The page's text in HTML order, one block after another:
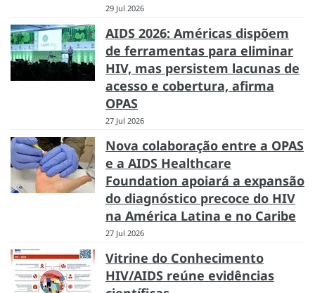
29 Jul 2026
AIDS 2026: Américas dispõem
de ferramentas para eliminar
HIV, mas persistem lacunas de
acesso e cobertura, afirma
OPAS
27 Jul 2026
Nova colaboração entre a OPAS
e a AIDS Healthcare
Foundation apoiará a expansão
do diagnóstico precoce do HIV
na América Latina e no Caribe
27 Jul 2026
Vitrine do Conhecimento
HIV/AIDS reúne evidências